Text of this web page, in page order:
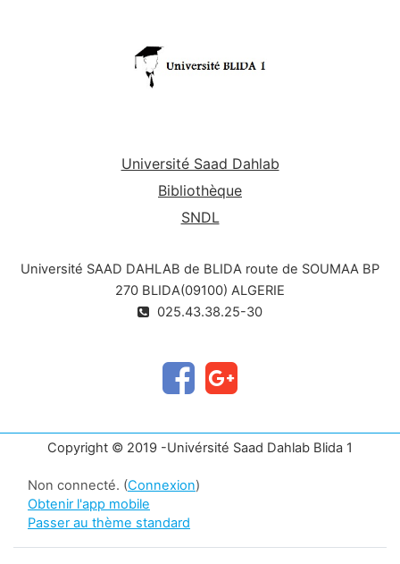
Université Saad Dahlab
Bibliothèque
SNDL
Université SAAD DAHLAB de BLIDA route de SOUMAA BP
270 BLIDA(09100) ALGERIE
025.43.38.25-30
Copyright © 2019 -Univérsité Saad Dahlab Blida 1
Non connecté. (Connexion)
Obtenir l'app mobile
Passer au thème standard